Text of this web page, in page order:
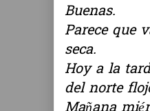
Buenas.
Parece que
seca.
Hoy a la
del norte